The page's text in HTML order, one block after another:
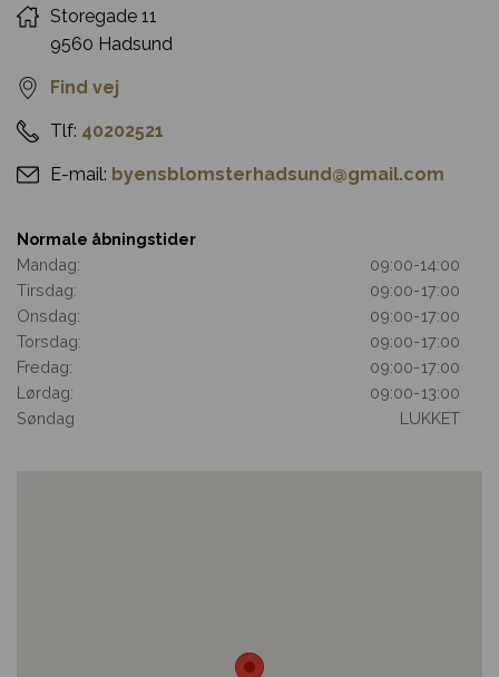
Storegade 11
9560 Hadsund
Find vej
Tlf: 40202521
E-mail: byensblomsterhadsund@gmail.com
Normale åbningstider
Mandag:
09:00-14:00
Tirsdag:
09:00-17:00
Onsdag:
09:00-17:00
Torsdag:
09:00-17:00
Fredag:
09:00-17:00
Lørdag:
09:00-13:00
Søndag
LUKKET